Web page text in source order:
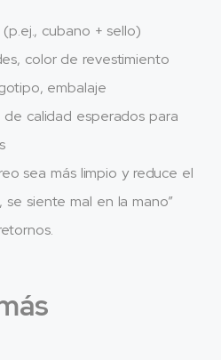
cubano + sello)
color de revestimiento
embalaje
calidad esperados para
sea más limpio y reduce el
siente mal en la mano”